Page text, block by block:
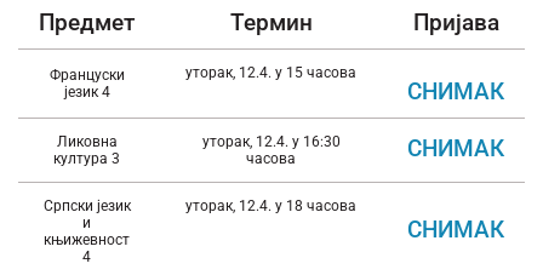
Предмет Термин Пријава
Француски
језик 4
уторак, 12.4. у 15 часова
СНИМАК
Ликовна
култура 3
уторак, 12.4. у 16:30
часова
СНИМАК
Српски језик
и
књижевност
4
уторак, 12.4. у 18 часова
СНИМАК